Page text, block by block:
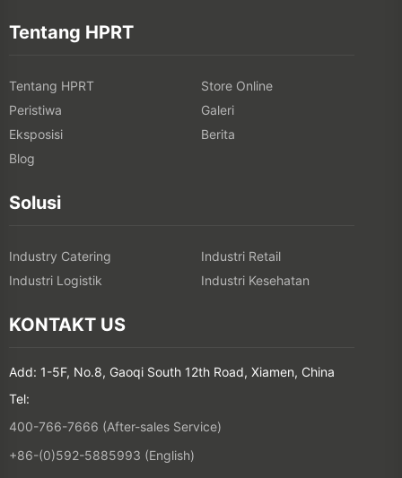
Tentang HPRT
Tentang HPRT
Store Online
Peristiwa
Galeri
Eksposisi
Berita
Blog
Solusi
Industry Catering
Industri Retail
Industri Logistik
Industri Kesehatan
KONTAKT US
Add: 1-5F, No.8, Gaoqi South 12th Road, Xiamen, China
Tel:
400-766-7666 (After-sales Service)
+86-(0)592-5885993 (English)